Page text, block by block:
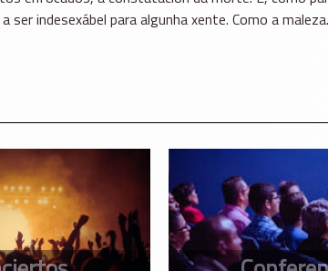
indesexábel para algunha xente. Como a maleza.